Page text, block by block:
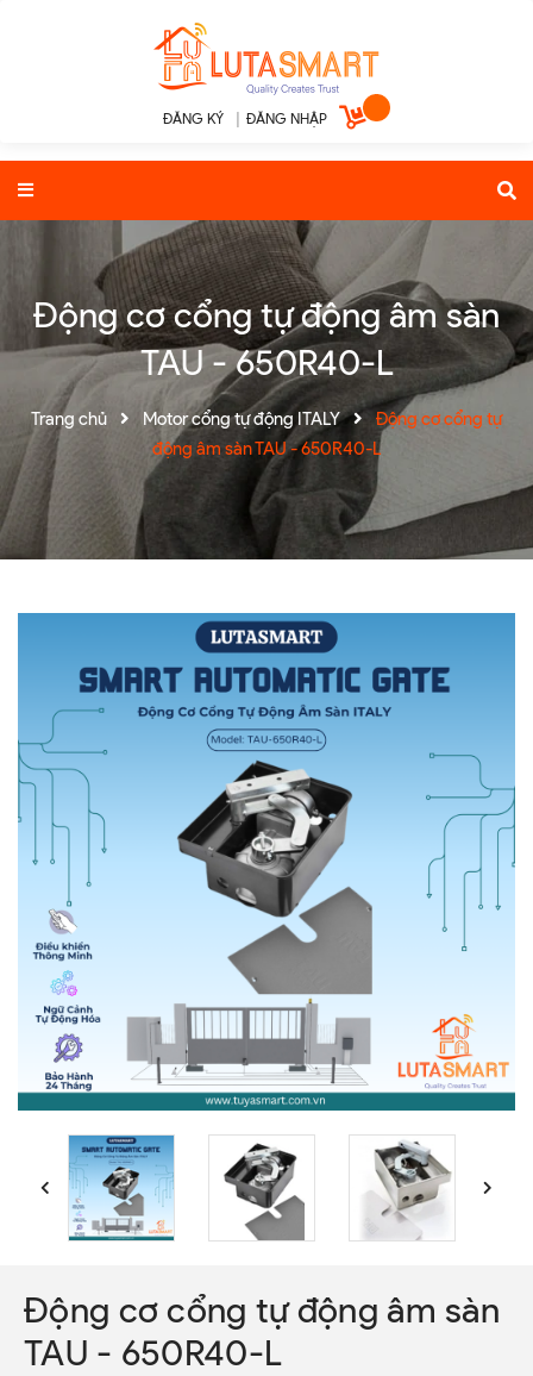
ĐĂNG KÝ ĐĂNG NHẬP
Động cơ cổng tự động âm sàn
TAU - 650R40-L
Trang chủ Motor cổng tự động ITALY
Động cơ cổng tự
động âm sàn TAU - 650R40-L
Động cơ cổng tự động âm sàn
TAU - 650R40-L